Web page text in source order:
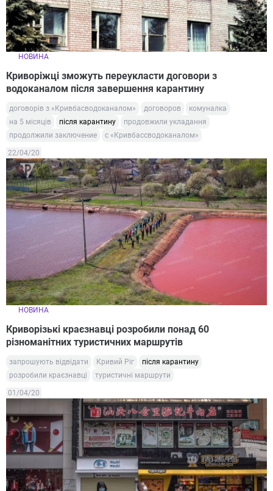
НОВИНА
Криворіжці зможуть переукласти договори з
водоканалом після завершення карантину
договорів з «Кривбасводоканалом» договоров
комуналка
на 5 місяців
після карантину
продовжили укладання
продолжили заключение
с «Кривбассводоканалом»
22/04/20
НОВИНА
Криворізькі краєзнавці розробили понад 60
різноманітних туристичних маршрутів
запрошують відвідати Кривий Ріг
після карантину
розробили краєзнавці
туристичні маршрути
01/04/20